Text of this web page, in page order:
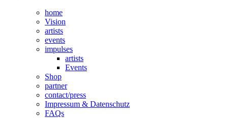
home
Vision
artists
events
impulses
artists
Events
Shop
partner
contact/press
Impressum & Datenschutz
FAQs